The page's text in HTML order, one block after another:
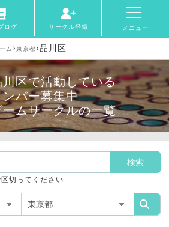
ログ サークル登録 メニュー
ム ›東京都›品川区
区で活動している
ンバー募集中
ムサークルの一覧
切ってください